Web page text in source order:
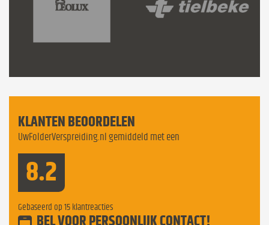
KLANTEN BEOORDELEN
UwFolderVerspreiding.nl gemiddeld met een
8.2
Gebaseerd op 15 klantreacties
BEL VOOR PERSOONLIJK CONTACT!